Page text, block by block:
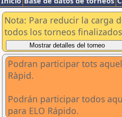
Nota: Para reducir la carga
todos los torneos
Podran participar tots
Ràpid.
Podrán participar todos
para ELO Rápido.